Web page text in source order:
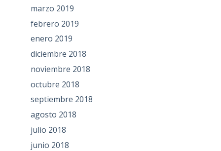
marzo 2019
febrero 2019
enero 2019
diciembre 2018
noviembre 2018
octubre 2018
septiembre 2018
agosto 2018
julio 2018
junio 2018